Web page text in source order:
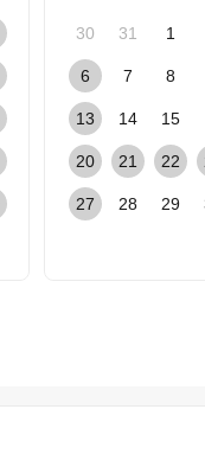
30 31 1
6 7 8
13 14 15
20 21 22
27 28 29